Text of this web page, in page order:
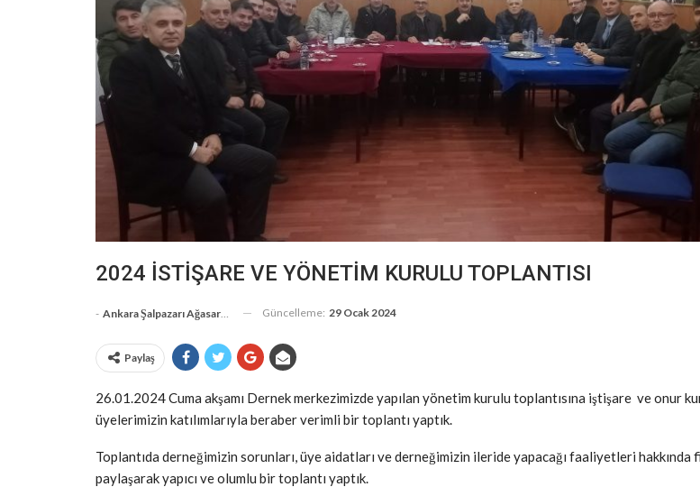
2024 İSTİŞARE VE YÖNETİM KURULU TOPLANTISI
- Ankara Şalpazarı Ağasarlılar Eğitim Kültür Ve Dayanışma Derneği Güncelleme: 29 Ocak 2024
Paylaş
26.01.2024 Cuma akşamı Dernek merkezimizde yapılan yönetim kurulu toplantısına iştişare ve onur
üyelerimizin katılımlarıyla beraber verimli bir toplantı yaptık.
Toplantıda derneğimizin sorunları, üye aidatları ve derneğimizin ileride yapacağı faaliyetleri hakkında
paylaşarak yapıcı ve olumlu bir toplantı yaptık.